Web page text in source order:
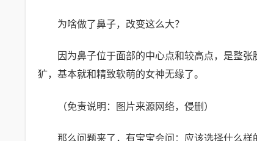
为啥做了鼻子，改变这么大？
因为鼻子位于面部的中心点和较高点，是整
犷，基本就和精致软萌的女神无缘了。
（免责说明：图片来源网络，侵删）
那么问题来了，有宝宝会问：应该选择什么样